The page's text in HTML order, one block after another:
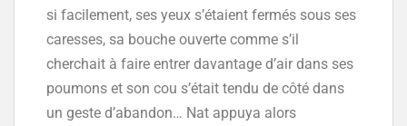
si facilement, ses yeux s’étaient fermés sous ses
caresses, sa bouche ouverte comme s’il
cherchait à faire entrer davantage d’air dans ses
poumons et son cou s’était tendu de côté dans
un geste d’abandon… Nat appuya alors